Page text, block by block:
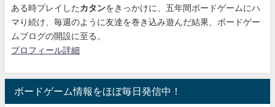
ある時プレイした カタンをきっかけに、 五年間ボードゲームにハ
マり続け 、毎週のように友達を巻き込み遊んだ結果、ボードゲー
ムブログの開設に至る。
プロフィール詳細
ボードゲーム情報をほぼ毎日発信中！